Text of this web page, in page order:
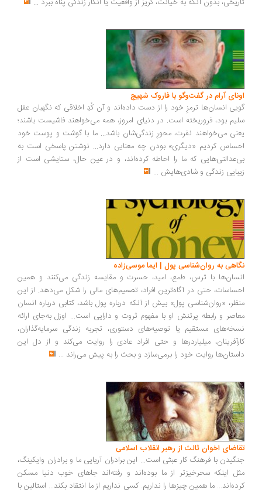
آرام در گفت‌وگو با فاروک شهیچ‭
انسان‌ها ترمزِ خود را از دست داده‌اند و آن کُدِ اخلاقی که نگهبان عقل
بود، فروریخته است. در دنیای امروز، همه می‌خواهند فاشیست باشند؛
می‌خواهند نفرت، محورِ زندگی‌شان باشد... ما با گوشت و پوست خود
کردیم «دیگری» بودن چه معنایی دارد... نوشتن پاسخی است به
که ما را احاطه کرده‌اند، و در عین حال، ستایشی است از
زندگی و شادی‌هایش...
به روان‌شناسی پول | ایما موسی‌زاده
با ترس، طمع، امید، حسرت و مقایسه زندگی می‌کنند و همین
حتی در آگاه‌ترین افراد، تصمیم‌های مالی را شکل می‌دهد. از این
«روان‌شناسی پول» بیش از آنکه درباره پول باشد، کتابی درباره انسان
و رابطه پرتنش او با مفهوم ثروت و دارایی است... اوزل به‌جای ارائه
مستقیم یا توصیه‌های دستوری، تجربه زندگی سرمایه‌گذاران،
میلیاردرها و حتی افراد عادی را روایت می‌کند و از دل این
روایت خود را برمی‌سازد و بحث را به پیش می‌راند...
اخوان ثالث از رهبر انقلاب اسلامی
با فرهنگ کار عبثی است... این برادران آریایی ما و برادران وایکینگ،
اینکه سحرخیزتر از ما بوده‌اند و رفته‌اند جاهای خوب دنیا مسکن
ما همین چیزها را نداریم. کسی نداریم از ما انتقاد بکند... استالین با